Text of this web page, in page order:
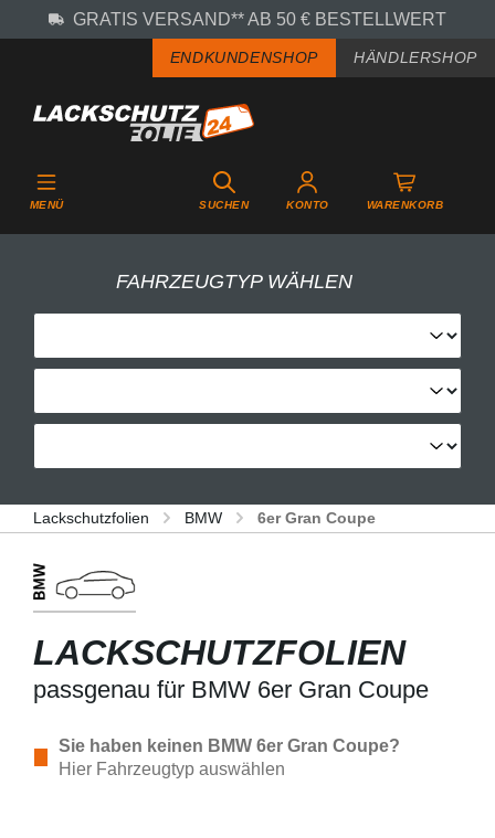
Zum Hauptinhalt springen
GRATIS VERSAND** AB 50 € BESTELLWERT
ENDKUNDENSHOP HÄNDLERSHOP
MENÜ SUCHEN KONTO WARENKORB
FAHRZEUGTYP WÄHLEN
Lackschutzfolien BMW 6er Gran Coupe
LACKSCHUTZFOLIEN
passgenau für BMW 6er Gran Coupe
Sie haben keinen BMW 6er Gran Coupe?
Hier Fahrzeugtyp auswählen